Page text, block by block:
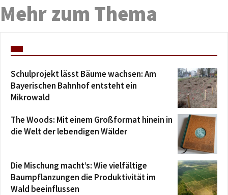
Mehr zum Thema
Schulprojekt lässt Bäume wachsen: Am
Bayerischen Bahnhof entsteht ein
Mikrowald
The Woods: Mit einem Großformat hinein in
die Welt der lebendigen Wälder
Die Mischung macht’s: Wie vielfältige
Baumpflanzungen die Produktivität im
Wald beeinflussen